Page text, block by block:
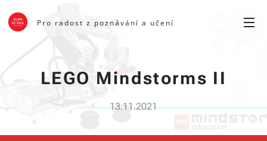
Pro radost z poznávání a učení
LEGO Mindstorms II
13.11.2021